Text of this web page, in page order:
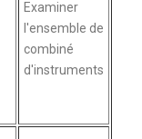
Examiner
l'ensemble de
combiné
d'instruments